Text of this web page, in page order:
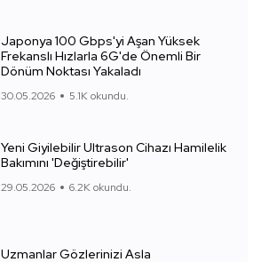
Japonya 100 Gbps'yi Aşan Yüksek
Frekanslı Hızlarla 6G'de Önemli Bir
Dönüm Noktası Yakaladı
30.05.2026 5.1K okundu.
Yeni Giyilebilir Ultrason Cihazı Hamilelik
Bakımını 'Değiştirebilir'
29.05.2026 6.2K okundu.
Uzmanlar Gözlerinizi Asla